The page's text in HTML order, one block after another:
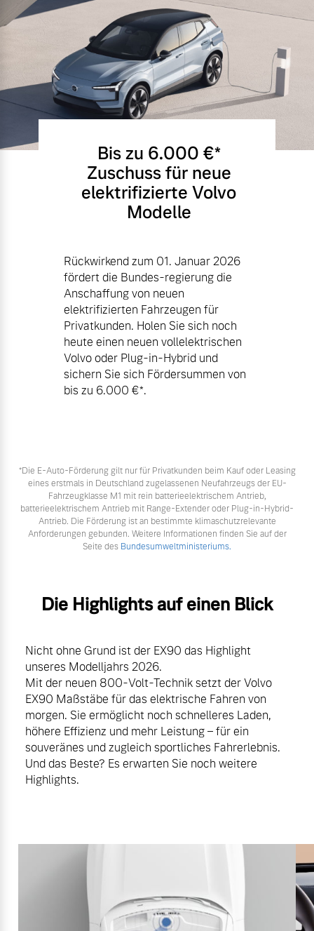
Bis zu 6.000 €⁠*
Zuschuss für neue
elektrifizierte Volvo
Modelle
Rückwirkend zum 01. Januar 2026
fördert die Bundes-regierung die
Anschaffung von neuen
elektrifizierten Fahrzeugen für
Privatkunden. Holen Sie sich noch
heute einen neuen vollelektrischen
Volvo oder Plug-in-Hybrid und
sichern Sie sich Fördersummen von
bis zu 6.000 €⁠*.
*Die E‑Auto-Förderung gilt nur für Privatkunden beim Kauf oder Leasing
eines erstmals in Deutschland zugelassenen Neufahrzeugs der EU-
Fahrzeugklasse M1 mit rein batterieelektrischem Antrieb,
batterieelektrischem Antrieb mit Range-Extender oder Plug-in-Hybrid-
Antrieb. Die Förderung ist an bestimmte klimaschutzrelevante
Anforderungen gebunden. Weitere Informationen finden Sie auf der
Seite des Bundesumweltministeriums.
Die Highlights auf einen Blick
Nicht ohne Grund ist der EX90 das Highlight
unseres Modelljahrs 2026.
Mit der neuen 800-Volt-Technik setzt der Volvo
EX90 Maßstäbe für das elektrische Fahren von
morgen. Sie ermöglicht noch schnelleres Laden,
höhere Effizienz und mehr Leistung – für ein
souveränes und zugleich sportliches Fahrerlebnis.
Und das Beste? Es erwarten Sie noch weitere
Highlights.